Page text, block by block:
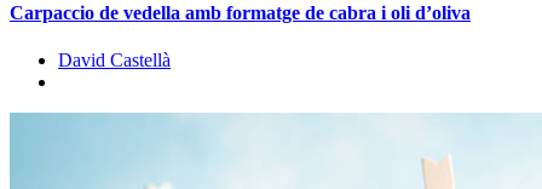
Carpaccio de vedella amb formatge de cabra i oli d’oliva
David Castellà